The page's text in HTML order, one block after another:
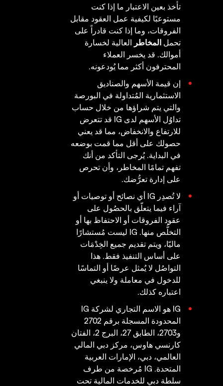
تأخذ بعين الاعتبار ما إذا كنت
مستوعبًا لكيفية عمل العقود مقابل
الفروقات، وما إذا كنت قادراً على
تحمل المخاطر العالية لخسارة
أموالك. قد يخسر العملاء
المحترفون أكثر مما يُودعونه.
إن قيمة الأسهم والصناديق
الاستثمارية المُتداولة في البورصة
والتي يتم شراؤها من خلال حساب
تداوُل الأسهم لدى IG قد تتعرض
للارتفاع والانخفاض، مما قد يعني
حصولك على أقل مما قمت بوضعه
في البداية. يُرجى التأكد من أنك
تفهم تمامًا المخاطر، وأن تحرص
على إدارة تعرُّضك.
لا تُصدِر IG أي نصائح أو توصيات أو
آراء فيما يتعلّق بالحصُول على
عقود الفروقات أو الاحتفاظ بها أو
التخلُّص منها. IG ليست مُستشارًا
ماليّا، ويتم تقديم جميع الخِدْمَات
على أساس التنفيذ فقط. هذا
التواصُل لا يُمثل عرضًا أو التماسًا
للدخول في معاملة ولا ينبغي
اعتباره كذلك.
IG هو الاسم التجاري لشركة IG
المحدودة المسجلة برقم 2702
و2703، الطابق 27، البرج 2، الفتان
كارنسي هاوس، مركز دبي المالي
العالمي، دبي، الإمارات العربية
المتحدة. IG مُرخصة من طرف
سلطة دبي للخدمات المالية تحت